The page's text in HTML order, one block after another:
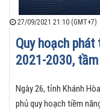
27/09/2021 21:10 (GMT+7)
Quy hoạch
2021-2030,
Ngày 26, tỉnh Khánh
phủ quy hoạch tiềm